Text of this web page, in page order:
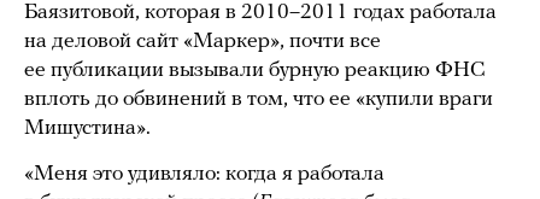
Баязитовой, которая в 2010–2011 годах работала
на деловой сайт «Маркер», почти все
ее публикации вызывали бурную реакцию ФНС
вплоть до обвинений в том, что ее «купили враги
Мишустина».
«Меня это удивляло: когда я работала